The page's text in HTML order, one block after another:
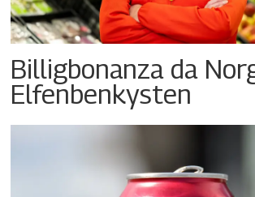
Billigbonanza da
Elfenbenkysten